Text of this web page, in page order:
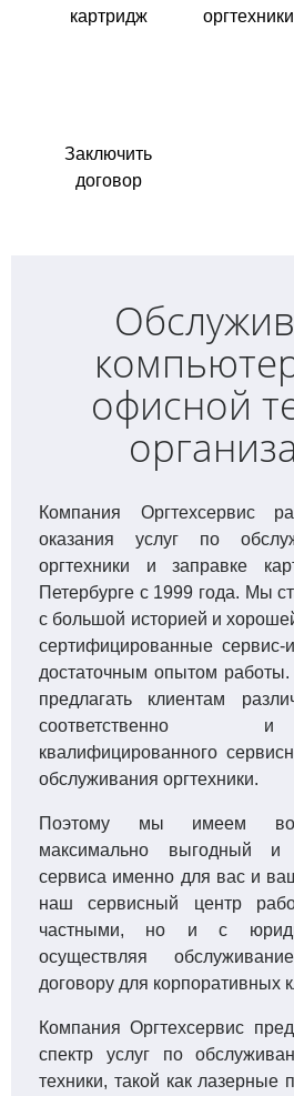
картридж
оргтехники
Заключить
договор
офисной
Компания Оргтехсервис
оказания услуг по
оргтехники и заправке
Петербурге с 1999 года. Мы
с большой историей и
сертифицированные
достаточным опытом
предлагать клиентам
соответственно
квалифицированного
обслуживания оргтехники.
Поэтому мы имеем
максимально выгодный и
сервиса именно для вас и
наш сервисный центр
частными, но и с
осуществляя
договору для корпоративных
Компания Оргтехсервис
спектр услуг по
техники, такой как лазерные